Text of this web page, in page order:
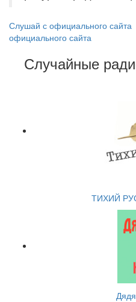
Слушай с официального сайта
официального сайта
Случайные
ТИХИЙ